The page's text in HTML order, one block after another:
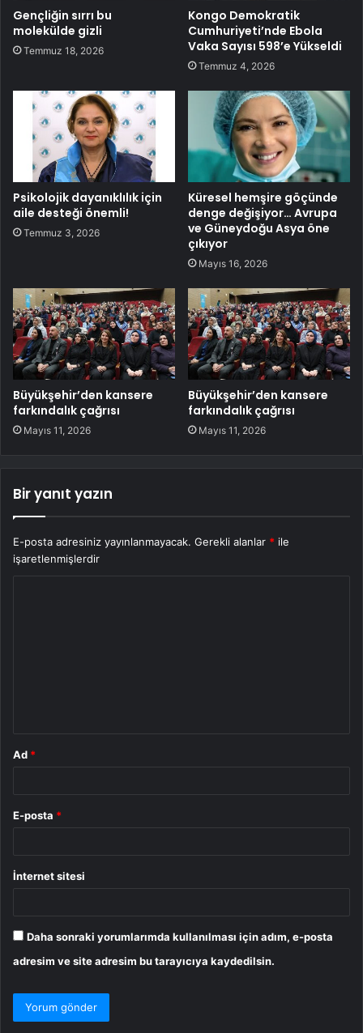
Gençliğin sırrı bu
molekülde gizli
Temmuz 18, 2026
Kongo Demokratik
Cumhuriyeti’nde Ebola
Vaka Sayısı 598’e Yükseldi
Temmuz 4, 2026
Psikolojik dayanıklılık için
aile desteği önemli!
Temmuz 3, 2026
Küresel hemşire göçünde
denge değişiyor… Avrupa
ve Güneydoğu Asya öne
çıkıyor
Mayıs 16, 2026
Büyükşehir’den kansere
farkındalık çağrısı
Mayıs 11, 2026
Büyükşehir’den kansere
farkındalık çağrısı
Mayıs 11, 2026
Bir yanıt yazın
E-posta adresiniz yayınlanmayacak. Gerekli alanlar * ile
işaretlenmişlerdir
Ad *
E-posta *
İnternet sitesi
Daha sonraki yorumlarımda kullanılması için adım, e-posta
adresim ve site adresim bu tarayıcıya kaydedilsin.